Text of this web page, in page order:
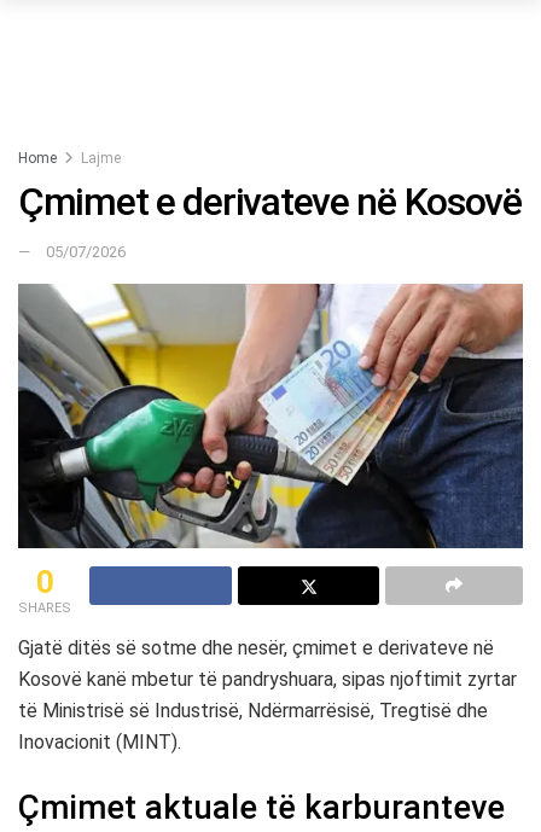
Home Lajme
Çmimet e derivateve në Kosovë
05/07/2026
0
SHARES
Gjatë ditës së sotme dhe nesër, çmimet e derivateve në
Kosovë kanë mbetur të pandryshuara, sipas njoftimit zyrtar
të Ministrisë së Industrisë, Ndërmarrësisë, Tregtisë dhe
Inovacionit (MINT).
Çmimet aktuale të karburanteve